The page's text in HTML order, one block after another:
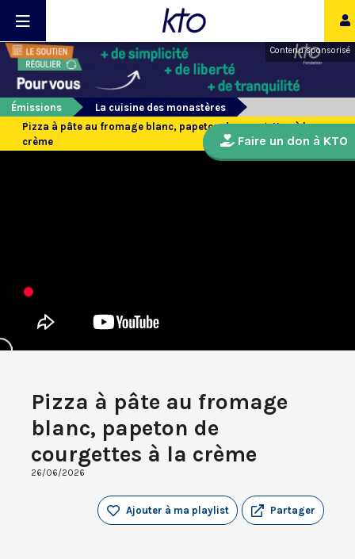
Contenu sponsorisé
Émissions
La cuisine des monastères
Pizza à pâte au fromage blanc, papeton de courgettes à la
crème
Pizza à pâte au fromage
blanc, papeton de
courgettes à la crème
26/06/2026
Partager
Ajouter à ma playlist
Faire un don à KTO